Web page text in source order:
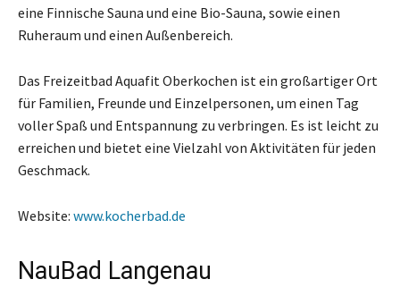
eine Finnische Sauna und eine Bio-Sauna, sowie einen
Ruheraum und einen Außenbereich.
Das Freizeitbad Aquafit Oberkochen ist ein großartiger Ort
für Familien, Freunde und Einzelpersonen, um einen Tag
voller Spaß und Entspannung zu verbringen. Es ist leicht zu
erreichen und bietet eine Vielzahl von Aktivitäten für jeden
Geschmack.
Website: www.kocherbad.de
NauBad Langenau